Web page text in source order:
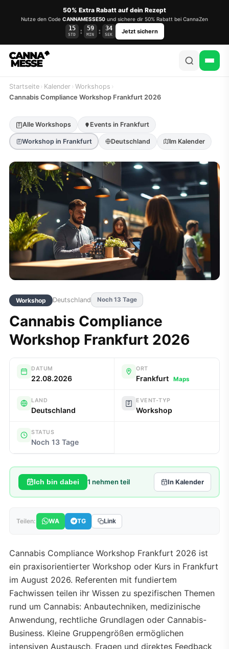
50% Extra Rabatt auf dein Rezept
Nutze den Code CANNAMESSE50 und sichere dir 50% Rabatt bei CannaZen
15
STD : 59
MIN : 34
SEK Jetzt sichern
Startseite › Kalender › Workshops ›
Cannabis Compliance Workshop Frankfurt 2026
Alle Workshops Events in Frankfurt
Workshop in Frankfurt Deutschland Im Kalender
Workshop Deutschland Noch 13 Tage
Cannabis Compliance
Workshop Frankfurt 2026
DATUM
22.08.2026
ORT
Frankfurt Maps
LAND
Deutschland
EVENT-TYP
Workshop
STATUS
Noch 13 Tage
Ich bin dabei 1 nehmen teil In Kalender
Teilen: WA TG Link
Cannabis Compliance Workshop Frankfurt 2026 ist
ein praxisorientierter Workshop oder Kurs in Frankfurt
im August 2026. Referenten mit fundiertem
Fachwissen teilen ihr Wissen zu spezifischen Themen
rund um Cannabis: Anbautechniken, medizinische
Anwendung, rechtliche Grundlagen oder Cannabis-
Business. Kleine Gruppengrößen ermöglichen
intensiven Austausch, Fragen und direktes Feedback